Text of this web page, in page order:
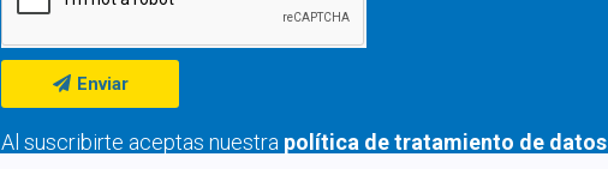
Enviar
Al suscribirte aceptas nuestra política de tratamiento de datos